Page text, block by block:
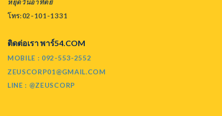
หยุดวันอาทิตย์
โทร:02-101-1331
ติดต่อเรา พาร์54.COM
MOBILE : 092-553-2552
ZEUSCORP01@GMAIL.COM
LINE : @ZEUSCORP